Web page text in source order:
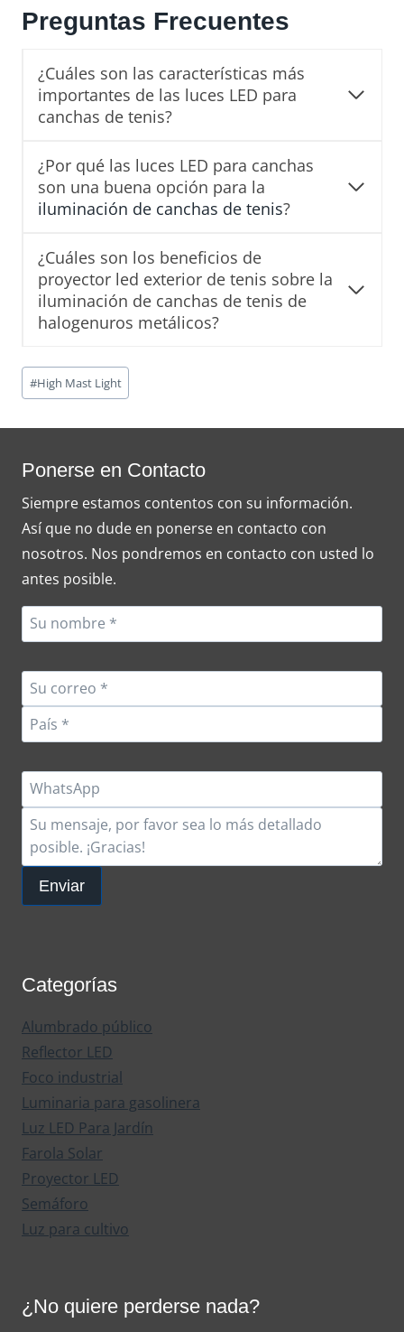
Preguntas Frecuentes
¿Cuáles son las características más
importantes de las luces LED para
canchas de tenis?
¿Por qué las luces LED para canchas
son una buena opción para la
iluminación de canchas de tenis?
¿Cuáles son los beneficios de
proyector led exterior de tenis sobre la
iluminación de canchas de tenis de
halogenuros metálicos?
Post
Tags:
#High Mast Light
Ponerse en Contacto
Siempre estamos contentos con su información.
Así que no dude en ponerse en contacto con
nosotros. Nos pondremos en contacto con usted lo
antes posible.
Enviar
Categorías
Alumbrado público
Reflector LED
Foco industrial
Luminaria para gasolinera
Luz LED Para Jardín
Farola Solar
Proyector LED
Semáforo
Luz para cultivo
¿No quiere perderse nada?